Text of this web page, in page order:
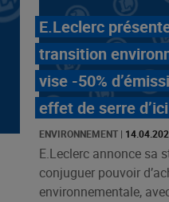
E.Leclerc
transition
vise -50%
effet de serre
ENVIRONNEMENT |
E.Leclerc annonce sa
conjuguer pouvoir
environnementale,